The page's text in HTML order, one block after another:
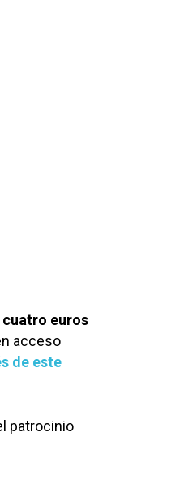
cuatro euros
acceso
de este
patrocinio